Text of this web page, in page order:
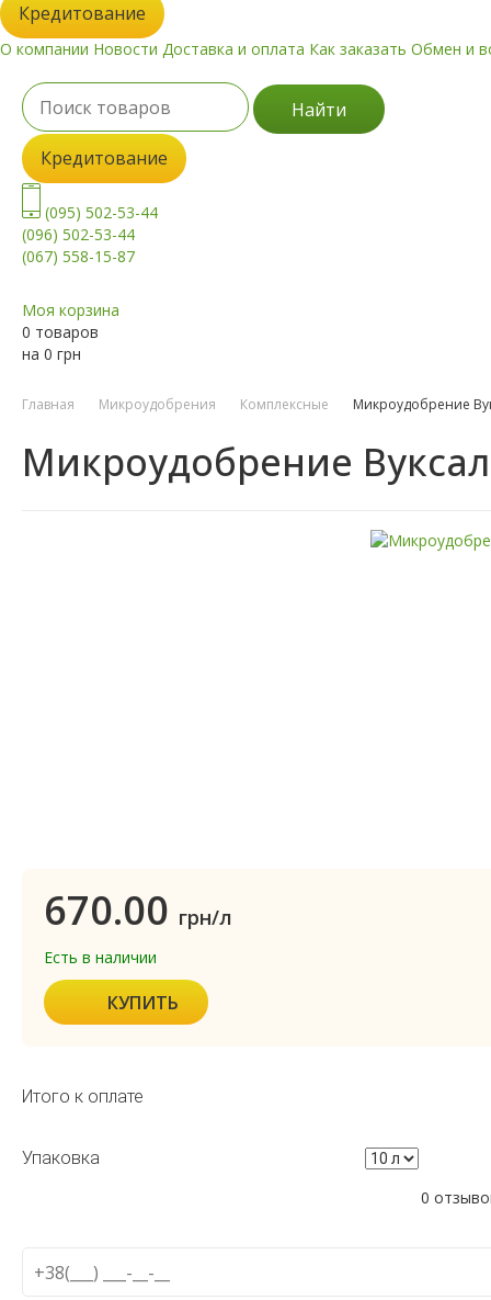
Кредитование
О компании Новости Доставка и оплата Как заказать Обмен и
Найти
Кредитование
(095) 502-53-44
(096) 502-53-44
(067) 558-15-87
Моя корзина
0 товаров
на 0 грн
Главная Микроудобрения Комплексные Микроудобрение
Микроудобрение
670.00 грн/л
Есть в наличии
КУПИТЬ
Итого к оплате
Упаковка
0